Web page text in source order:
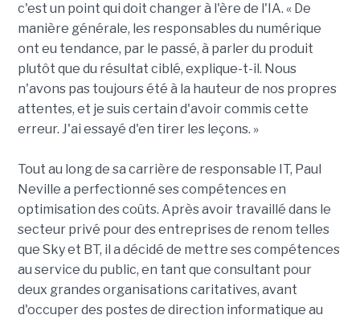
c'est un point qui doit changer à l'ère de l'IA. « De
manière générale, les responsables du numérique
ont eu tendance, par le passé, à parler du produit
plutôt que du résultat ciblé, explique-t-il. Nous
n'avons pas toujours été à la hauteur de nos propres
attentes, et je suis certain d'avoir commis cette
erreur. J'ai essayé d'en tirer les leçons. »
Tout au long de sa carrière de responsable IT, Paul
Neville a perfectionné ses compétences en
optimisation des coûts. Après avoir travaillé dans le
secteur privé pour des entreprises de renom telles
que Sky et BT, il a décidé de mettre ses compétences
au service du public, en tant que consultant pour
deux grandes organisations caritatives, avant
d'occuper des postes de direction informatique au